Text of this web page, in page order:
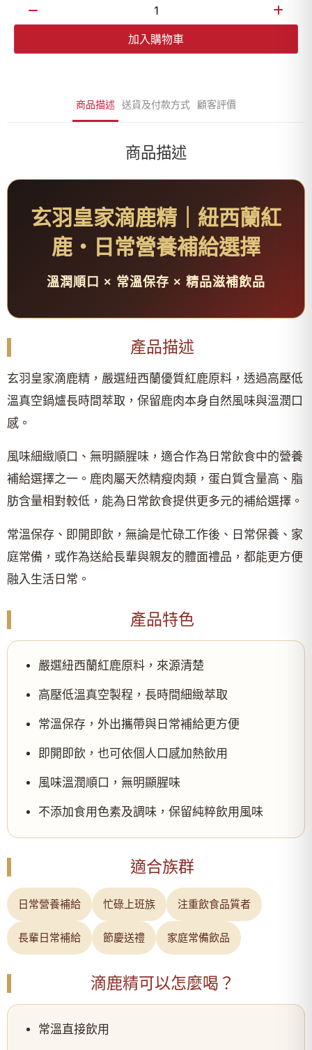
加入購物車
商品描述 送貨及付款方式 顧客評價
商品描述
玄羽皇家滴鹿精｜紐西蘭紅
鹿・日常營養補給選擇
溫潤順口 × 常溫保存 × 精品滋補飲品
產品描述
玄羽皇家滴鹿精，嚴選紐西蘭優質紅鹿原料，透過高壓低
溫真空鍋爐長時間萃取，保留鹿肉本身自然風味與溫潤口
感。
風味細緻順口、無明顯腥味，適合作為日常飲食中的營養
補給選擇之一。鹿肉屬天然精瘦肉類，蛋白質含量高、脂
肪含量相對較低，能為日常飲食提供更多元的補給選擇。
常溫保存、即開即飲，無論是忙碌工作後、日常保養、家
庭常備，或作為送給長輩與親友的體面禮品，都能更方便
融入生活日常。
產品特色
嚴選紐西蘭紅鹿原料，來源清楚
高壓低溫真空製程，長時間細緻萃取
常溫保存，外出攜帶與日常補給更方便
即開即飲，也可依個人口感加熱飲用
風味溫潤順口，無明顯腥味
不添加食用色素及調味，保留純粹飲用風味
適合族群
日常營養補給 忙碌上班族 注重飲食品質者
長輩日常補給 節慶送禮 家庭常備飲品
滴鹿精可以怎麼喝？
常溫直接飲用